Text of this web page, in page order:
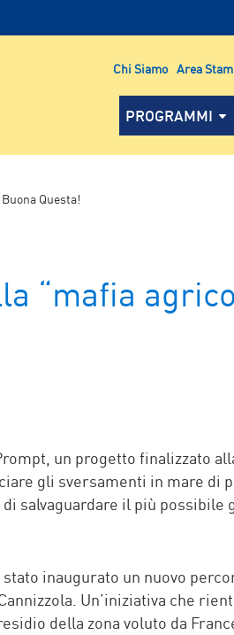
Chi Siamo Area
PROGRAMMI
Buona Questa!
“mafia
un progetto finalizzato
gli sversamenti in mare di
salvaguardare il più possibile
inaugurato un nuovo
Un’iniziativa che
della zona voluto da